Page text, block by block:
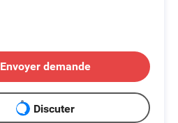
Envoyer demande
Discuter